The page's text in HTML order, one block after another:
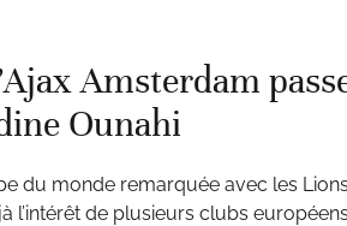
Amsterdam
Ounahi
du monde remarquée avec les
l’intérêt de plusieurs clubs